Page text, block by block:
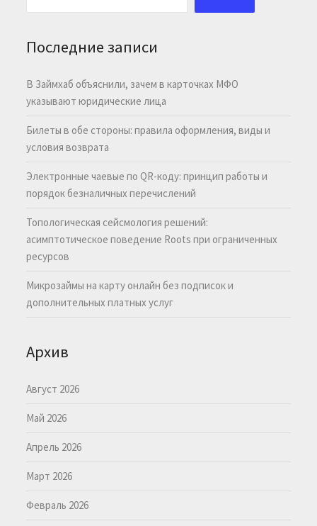
Последние записи
В Займхаб объяснили, зачем в карточках МФО
указывают юридические лица
Билеты в обе стороны: правила оформления, виды и
условия возврата
Электронные чаевые по QR-коду: принцип работы и
порядок безналичных перечислений
Топологическая сейсмология решений:
асимптотическое поведение Roots при ограниченных
ресурсов
Микрозаймы на карту онлайн без подписок и
дополнительных платных услуг
Архив
Август 2026
Май 2026
Апрель 2026
Март 2026
Февраль 2026